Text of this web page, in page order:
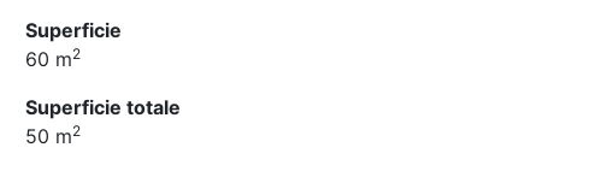
Superficie
60 m2
Superficie totale
50 m2